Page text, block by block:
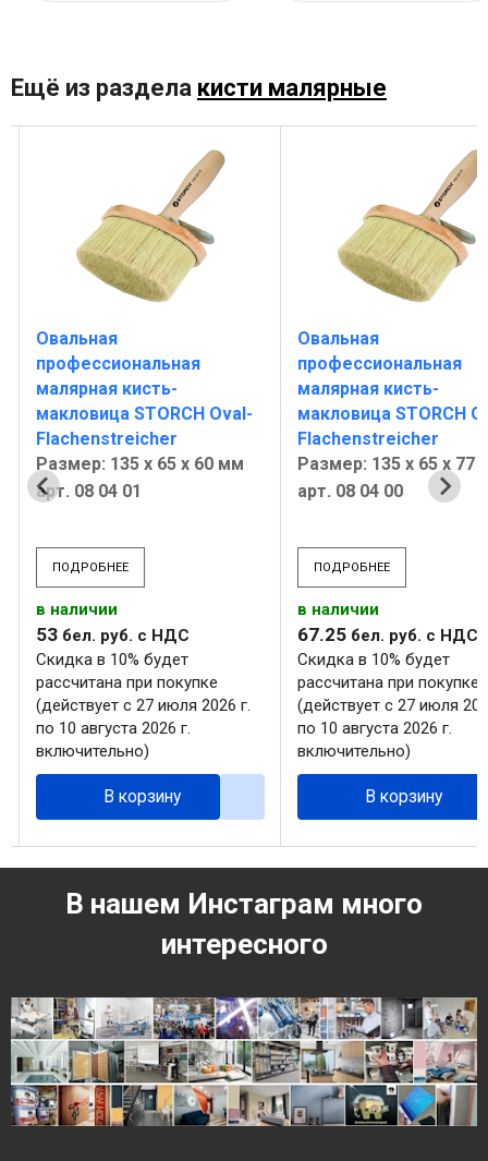
Ещё из раздела кисти малярные
Овальная
профессиональная
малярная кисть-
макловица STORCH Oval-
Flachenstreicher
Размер: 135 х 65 х 60 мм
арт. 08 04 01
ПОДРОБНЕЕ
в наличии
53 бел. руб. с НДС
Скидка в 10% будет
рассчитана при покупке
(действует с 27 июля 2026 г.
по 10 августа 2026 г.
включительно)
В корзину
Овальная
профессиональная
малярная кисть-
макловица STORCH
Flachenstreicher
Размер: 135 х 65 х 77
арт. 08 04 00
ПОДРОБНЕЕ
в наличии
67.25 бел. руб. с НДС
Скидка в 10% будет
рассчитана при покупке
(действует с 27 июля
по 10 августа 2026 г.
включительно)
В корзину
В нашем Инстаграм много
интересного